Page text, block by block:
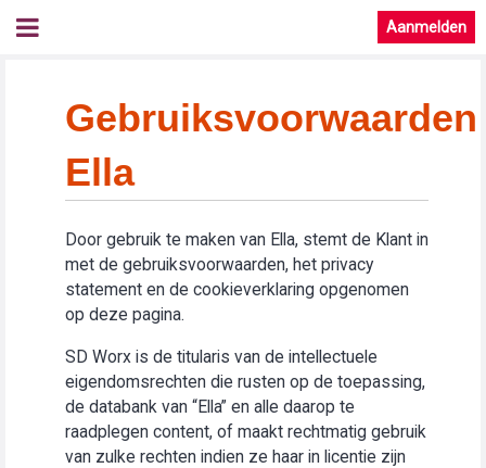
Aanmelden
Gebruiksvoorwaarden
Ella
Door gebruik te maken van Ella, stemt de Klant in
met de gebruiksvoorwaarden, het privacy
statement en de cookieverklaring opgenomen
op deze pagina.
SD Worx is de titularis van de intellectuele
eigendomsrechten die rusten op de toepassing,
de databank van “Ella” en alle daarop te
raadplegen content, of maakt rechtmatig gebruik
van zulke rechten indien ze haar in licentie zijn